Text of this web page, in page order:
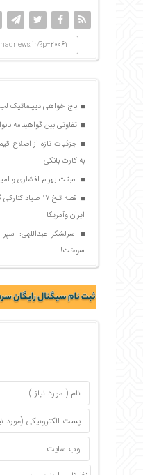
?p=20061
باج خواهی دیپلماتیک
تفاوتی بین گواهینامه
جزئیات تازه از اصلاح
به کارت بانکی
سبقت بهرام افشاری و
قصه تلخ ۱۷
ایران وآمریکا
سرلشکر عبداللهی:
سوخت!